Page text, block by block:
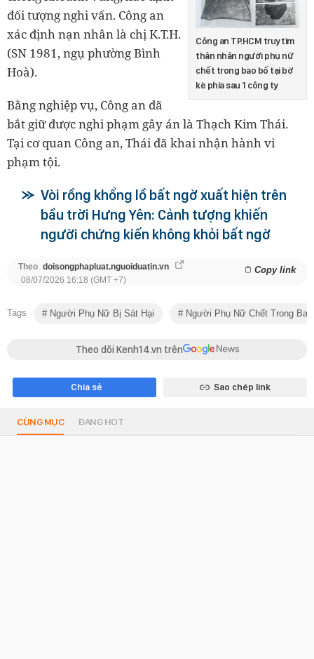
Công an TP.HCM truy tìm
thân nhân người phụ nữ
chết trong bao bố tại bờ
kè phía sau 1 công ty
đối tượng nghi vấn. Công an
xác định nạn nhân là chị K.T.H.
(SN 1981, ngụ phường Bình
Hoà).
Bằng nghiệp vụ, Công an đã
bắt giữ được nghi phạm gây án là Thạch Kim Thái.
Tại cơ quan Công an, Thái đã khai nhận hành vi
phạm tội.
Vòi rồng khổng lồ bất ngờ xuất hiện trên
bầu trời Hưng Yên: Cảnh tượng khiến
người chứng kiến không khỏi bất ngờ
Theo doisongphapluat.nguoiduatin.vn Copy link
08/07/2026 16:18 (GMT +7)
Tags Người Phụ Nữ Bị Sát Hại Người Phụ Nữ Chết Trong
Theo dõi Kenh14.vn trên
Chia sẻ Sao chép link
CÙNG MỤC ĐANG HOT